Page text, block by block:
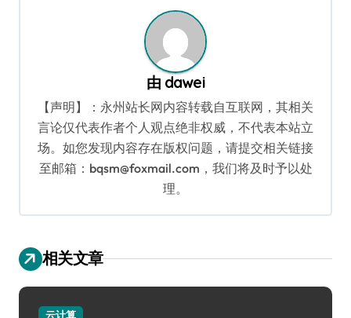
由 dawei
【声明】：永州站长网内容转载自互联网，其相关
言论仅代表作者个人观点绝非权威，不代表本站立
场。如您发现内容存在版权问题，请提交相关链接
至邮箱：bqsm@foxmail.com，我们将及时予以处
理。
相关文章
云计算